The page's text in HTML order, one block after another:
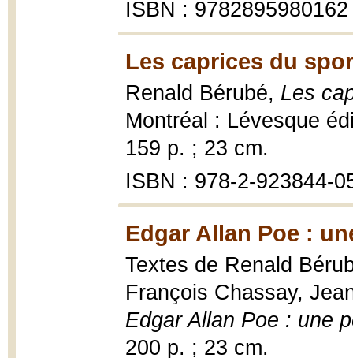
ISBN : 9782895980162
Les caprices du
Renald Bérubé, Les
Montréal : Lévesque
159 p. ; 23 cm.
ISBN : 978-2-923844-
Edgar Allan Poe :
Textes de Renald
François Chassay,
Edgar Allan Poe : une
200 p. ; 23 cm.